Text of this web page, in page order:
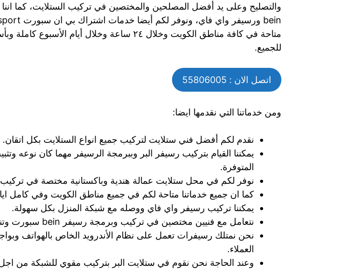
والتصليح وعلى يد أفضل المصلحين والمختصين في تركيب الستلايت، كما
متاحة في كافة مناطق الكويت وخلال ٢٤ ساعة وخلال أيام
للجميع.
اتصل الان : 55806005
ومن خدماتنا التي نقدمها ايضا:
نقدم لكم أفضل فني ستلايت لتركيب جميع انواع الستلايت بكل اتقان.
يمكننا القيام بتركيب رسيفر البر وببرمجة الرسيفر مهما كان نوعه
المتوفرة.
نوفر لكم في محل ستلايت عمالة هندية وباكستانية مختصة في تركيب
كما ان جميع خدماتنا متاحة لكم في جميع مناطق الكويت وفي كامل
يمكننا تركيب رسيفر واي فاي ووصله مع شبكة المنزل بكل سهولة.
نتعامل مع فنيين مختصين في تركيب وبرمجة رسيفر bein سبورت وتنزيل قنواته جميعها.
نحن نمتلك رسيفرات تعمل على نظام الأندرويد الخاص بالهواتف
العملاء.
وعند الحاجة نحن نقوم في ستلايت البر بتركيب مقوي للشبكة من اجل